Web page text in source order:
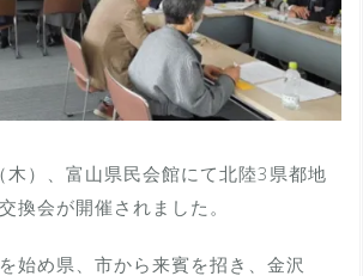
）、富山県民会館にて北陸3県都地
換会が開催されました。
始め県、市から来賓を招き、金沢